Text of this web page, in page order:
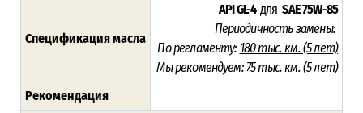
Спецификация масла
API GL-4 дляSAE 75W-85
Периодичность замены:
По регламенту: 180 тыс. км. (5 лет)
Мы рекомендуем:75 тыс. км. (5 лет)
Рекомендация